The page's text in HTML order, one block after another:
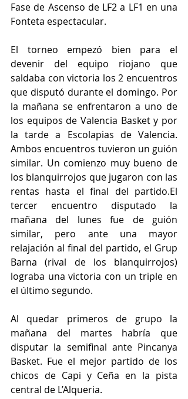
Fase de Ascenso de LF2 a LF1 en una
Fonteta espectacular.
El torneo empezó bien para el
devenir del equipo riojano que
saldaba con victoria los 2 encuentros
que disputó durante el domingo. Por
la mañana se enfrentaron a uno de
los equipos de Valencia Basket y por
la tarde a Escolapias de Valencia.
Ambos encuentros tuvieron un guión
similar. Un comienzo muy bueno de
los blanquirrojos que jugaron con las
rentas hasta el final del partido.El
tercer encuentro disputado la
mañana del lunes fue de guión
similar, pero ante una mayor
relajación al final del partido, el Grup
Barna (rival de los blanquirrojos)
lograba una victoria con un triple en
el último segundo.
Al quedar primeros de grupo la
mañana del martes habría que
disputar la semifinal ante Pincanya
Basket. Fue el mejor partido de los
chicos de Capi y Ceña en la pista
central de L’Alqueria.